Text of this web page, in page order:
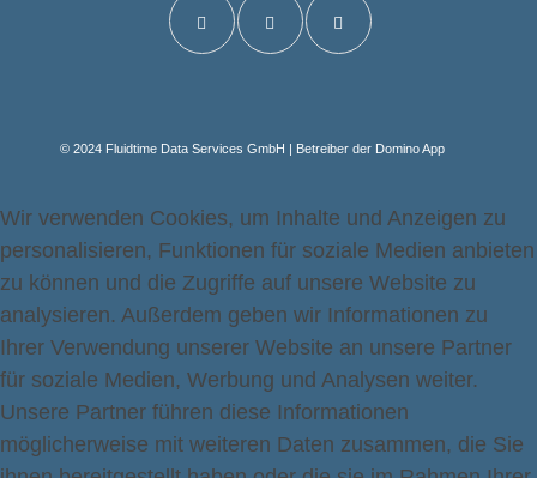
© 2024 Fluidtime Data Services GmbH | Betreiber der Domino App
Wir verwenden Cookies, um Inhalte und Anzeigen zu
personalisieren, Funktionen für soziale Medien anbieten
zu können und die Zugriffe auf unsere Website zu
analysieren. Außerdem geben wir Informationen zu
Ihrer Verwendung unserer Website an unsere Partner
für soziale Medien, Werbung und Analysen weiter.
Unsere Partner führen diese Informationen
möglicherweise mit weiteren Daten zusammen, die Sie